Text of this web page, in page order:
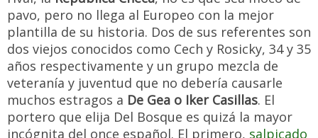
pavo, pero no llega al Europeo con la mejor
plantilla de su historia. Dos de sus referentes son
dos viejos conocidos como Cech y Rosicky, 34 y 35
años respectivamente y un grupo mezcla de
veteranía y juventud que no debería causarle
muchos estragos a De Gea o Iker Casillas. El
portero que elija Del Bosque es quizá la mayor
incógnita del once español. El primero, salpicado